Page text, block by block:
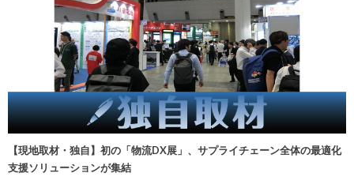
【現地取材・独自】初の「物流DX展」、サプライチェーン全体の最適化
支援ソリューションが集結